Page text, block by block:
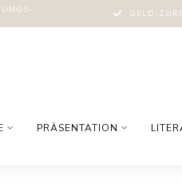
GELD-
PRÄSENTATION